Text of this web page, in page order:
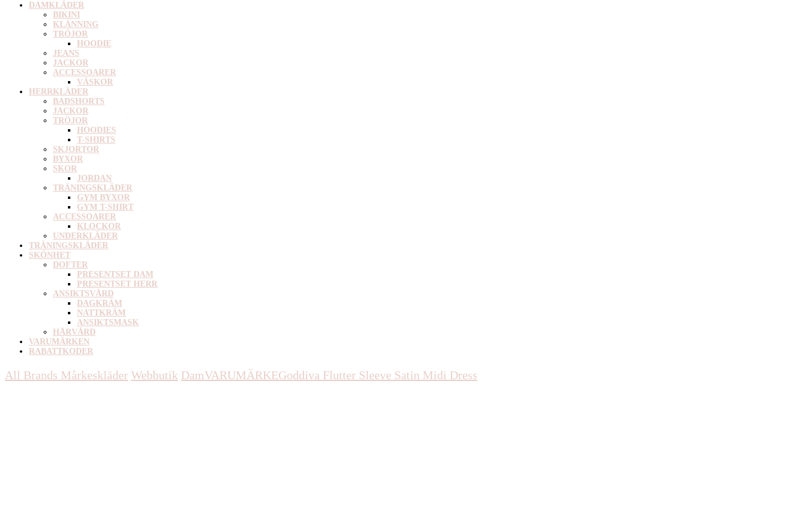
DAMKLÄDER
BIKINI
KLÄNNING
TRÖJOR
HOODIE
JEANS
JACKOR
ACCESSOARER
VÄSKOR
HERRKLÄDER
BADSHORTS
JACKOR
TRÖJOR
HOODIES
T-SHIRTS
SKJORTOR
BYXOR
SKOR
JORDAN
TRÄNINGSKLÄDER
GYM BYXOR
GYM T-SHIRT
ACCESSOARER
KLOCKOR
UNDERKLÄDER
TRÄNINGSKLÄDER
SKÖNHET
DOFTER
PRESENTSET DAM
PRESENTSET HERR
ANSIKTSVÅRD
DAGKRÄM
NATTKRÄM
ANSIKTSMASK
HÅRVÅRD
VARUMÄRKEN
RABATTKODER
All Brands Mårkeskläder Webbutik DamVARUMÄRKEGoddiva Flutter Sleeve Satin Midi Dress